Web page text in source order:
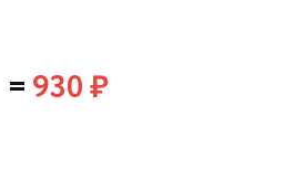
=930 ₽